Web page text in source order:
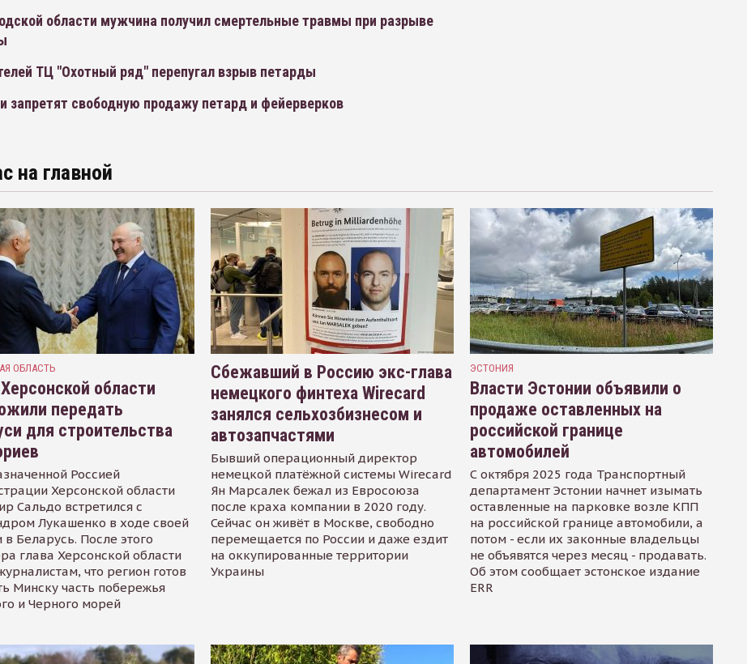
области мужчина получил смертельные травмы при разрыве
ТЦ "Охотный ряд" перепугал взрыв петарды
запретят свободную продажу петард и фейерверков
на главной
ОБЛАСТЬ
области
передать
для строительства
Россией
Херсонской области
Сальдо встретился с
Лукашенко в ходе своей
в Беларусь. После этого
глава Херсонской области
что регион готов
Минску часть побережья
и Черного морей
Сбежавший в Россию экс-глава
немецкого финтеха Wirecard
занялся сельхозбизнесом и
автозапчастями
Бывший операционный директор
немецкой платёжной системы Wirecard
Ян Марсалек бежал из Евросоюза
после краха компании в 2020 году.
Сейчас он живёт в Москве, свободно
перемещается по России и даже ездит
на оккупированные территории
Украины
ЭСТОНИЯ
Власти Эстонии объявили о
продаже оставленных на
российской границе
автомобилей
С октября 2025 года Транспортный
департамент Эстонии начнет изымать
оставленные на парковке возле КПП
на российской границе автомобили, а
потом - если их законные владельцы
не объявятся через месяц - продавать.
Об этом сообщает эстонское издание
ERR